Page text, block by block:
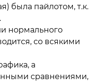
была пайлотом, т.к.
нормального
со всякими
а
сравнениями,